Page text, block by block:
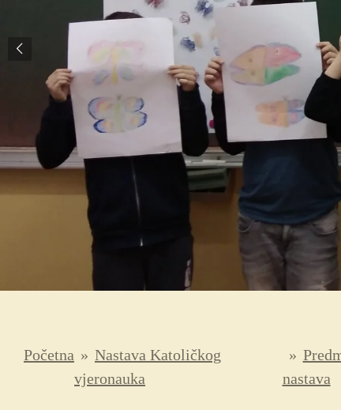
Početna » Nastava Katoličkog
vjeronauka
»
nastava